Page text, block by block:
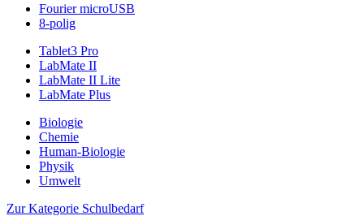
Fourier microUSB
8-polig
Tablet3 Pro
LabMate II
LabMate II Lite
LabMate Plus
Biologie
Chemie
Human-Biologie
Physik
Umwelt
Zur Kategorie Schulbedarf